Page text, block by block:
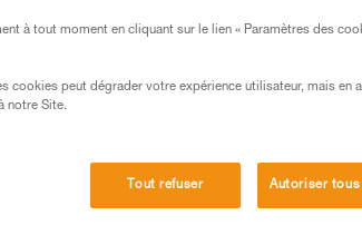
spécifique. Validez avec
en toute sécurité, avant de la
Il peut en exister d’autres que
à tout moment en cliquant sur le lien « Paramètres des
cookies peut dégrader votre expérience utilisateur, mais en
notre Site.
Tout refuser Autoriser